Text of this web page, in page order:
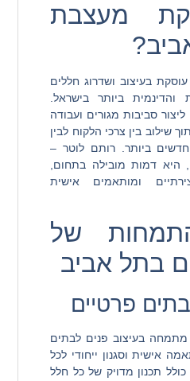
מעצבת
בעיצוב ושדרוג חללים
והדינמית ביותר בישראל.
סביבות מגורים ועבודה
שילוב בין צרכי הלקוח לבין
ביותר. רותם לוטר –
היא דמות מובילה בתחום,
ומותאמים אישית
של
בתל אביב
פרטיים
בעיצוב פנים לבתים
אישית וסגנון ייחודי לכל
תכנון מדויק של כל חלל